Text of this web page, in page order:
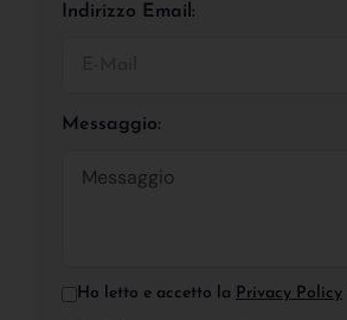
Indirizzo Email:
Messaggio:
Ho letto e accetto la Privacy Policy